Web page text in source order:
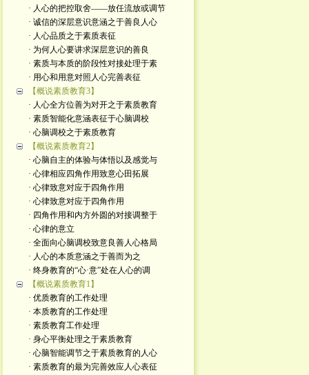
· 人心的把控取舍——放任流放或调节
· 诚信的深层意识意涵之于善良人心
· 人心品质之于素质表征
· 为何人心要讲求深层意识的善良
· 素质与本质的阶段性对接处理于素
· 用心和用意对照人心完善表征
【概说素质教育3】
· 人心全方位善为对开之于素质教育
· 素质智能化意涵表征于心脑调校
· 心脑调校之于素质教育
【概说素质教育2】
· 心脑自主的体验与体悟以及感觉与
· 心律相应四角作用致意心田拓展
· 心律致意对应于四角作用
· 心律致意对应于四角作用
· 四角作用和内方外圆的对接调整于
· 心律的意立
· 全面向心脑调校致意良善人心格局
· 人心的本质意涵之于善而为之
· 终身教育的“心·意”处在人心的调
【概说素质教育1】
· 优质教育的工作处理
· 本质教育的工作处理
· 素质教育工作处理
· 身心平衡处理之于素质教育
· 心脑智能调节之于素质教育的人心
· 素质教育的最为完善效应人心表征